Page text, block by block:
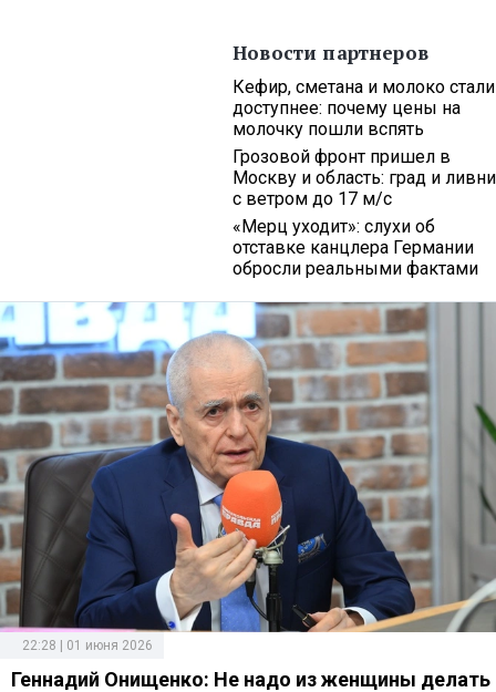
Новости партнеров
Кефир, сметана и молоко стали
доступнее: почему цены на
молочку пошли вспять
Грозовой фронт пришел в
Москву и область: град и ливни
с ветром до 17 м/с
«Мерц уходит»: слухи об
отставке канцлера Германии
обросли реальными фактами
22:28 | 01 июня 2026
Геннадий Онищенко: Не надо из женщины делать